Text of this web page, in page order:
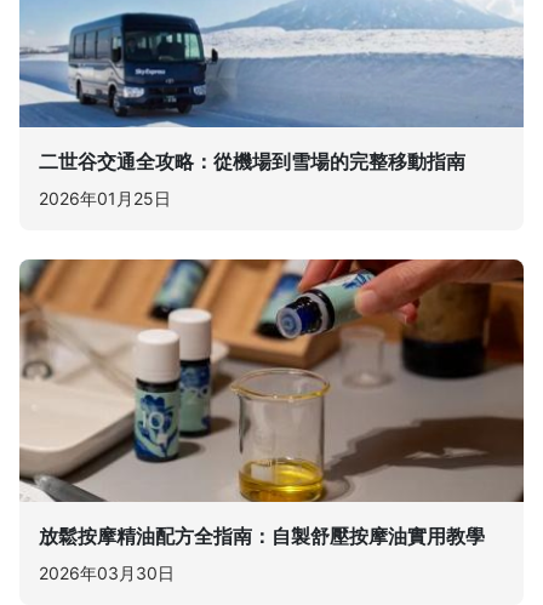
二世谷交通全攻略：從機場到雪場的完整移動指南
2026年01月25日
放鬆按摩精油配方全指南：自製舒壓按摩油實用教學
2026年03月30日